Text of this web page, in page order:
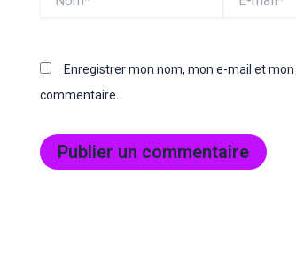
mail*
Enregistrer mon nom, mon e-mail et
commentaire.